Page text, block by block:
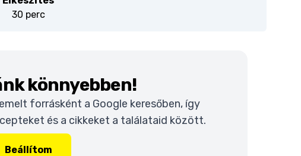
30 perc
könnyebben!
forrásként a Google keresőben, így
és a cikkeket a találataid között.
Beállítom